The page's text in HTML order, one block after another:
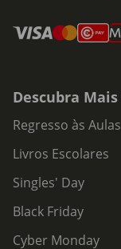
Descubra Mais
Regresso às Aulas
Livros Escolares
Singles' Day
Black Friday
Cyber Monday